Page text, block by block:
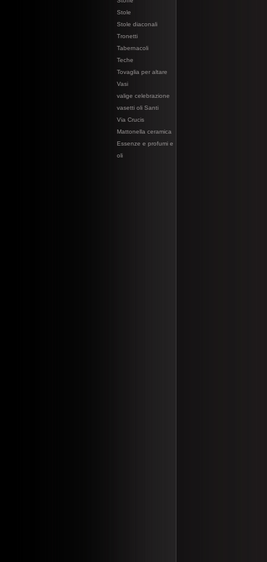
Stole
Stole diaconali
Tronetti
Tabernacoli
Teche
Tovaglia per altare
Vasi
valige celebrazione
vasetti oli Santi
Via Crucis
Mattonella ceramica
Essenze e profumi e
oli